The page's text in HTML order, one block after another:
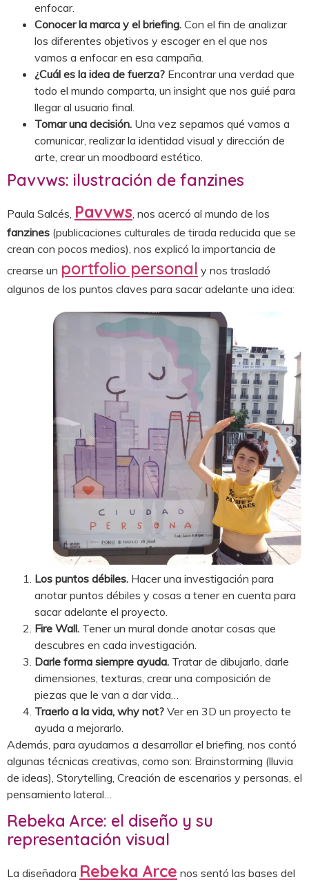
enfocar.
Conocer la marca y el briefing. Con el fin de analizar
los diferentes objetivos y escoger en el que nos
vamos a enfocar en esa campaña.
¿Cuál es la idea de fuerza? Encontrar una verdad que
todo el mundo comparta, un insight que nos guié para
llegar al usuario final.
Tomar una decisión. Una vez sepamos qué vamos a
comunicar, realizar la identidad visual y dirección de
arte, crear un moodboard estético.
Pavvws: ilustración de fanzines
Paula Salcés, Pavvws, nos acercó al mundo de los
fanzines (publicaciones culturales de tirada reducida que se
crean con pocos medios), nos explicó la importancia de
crearse un portfolio personal y nos trasladó
algunos de los puntos claves para sacar adelante una idea:
Los puntos débiles. Hacer una investigación para
anotar puntos débiles y cosas a tener en cuenta para
sacar adelante el proyecto.
Fire Wall. Tener un mural donde anotar cosas que
descubres en cada investigación.
Darle forma siempre ayuda. Tratar de dibujarlo, darle
dimensiones, texturas, crear una composición de
piezas que le van a dar vida…
Traerlo a la vida, why not? Ver en 3D un proyecto te
ayuda a mejorarlo.
Además, para ayudarnos a desarrollar el briefing, nos contó
algunas técnicas creativas, como son: Brainstorming (lluvia
de ideas), Storytelling, Creación de escenarios y personas, el
pensamiento lateral…
Rebeka Arce: el diseño y su
representación visual
La diseñadora Rebeka Arce nos sentó las bases del